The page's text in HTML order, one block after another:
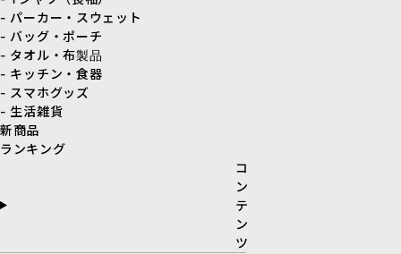
- パーカー・スウェット
- バッグ・ポーチ
- タオル・布製品
- キッチン・食器
- スマホグッズ
- 生活雑貨
新商品
ランキング
コ
ン
テ
ン
ツ